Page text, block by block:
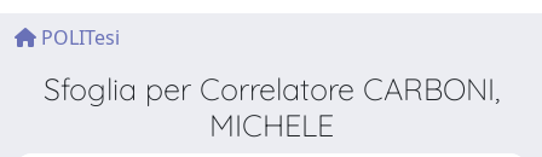
POLITesi
Sfoglia per Correlatore CARBONI,
MICHELE